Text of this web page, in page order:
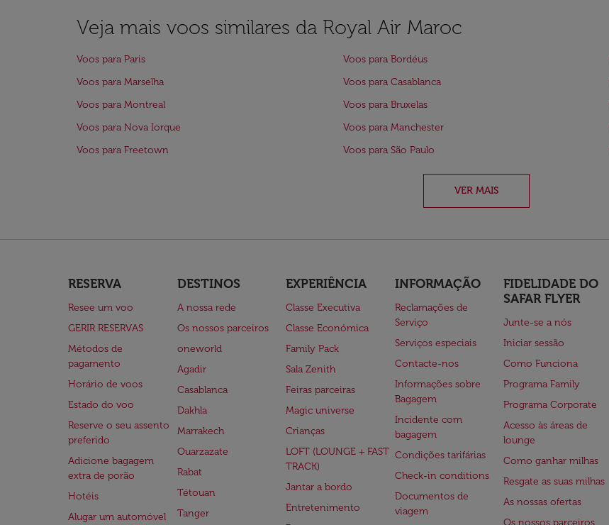
Veja mais voos similares da Royal Air Maroc
Voos para Paris Voos para Bordéus
Voos para Marselha
Voos para Casablanca
Voos para Montreal
Voos para Bruxelas
Voos para Nova Iorque
Voos para Manchester
Voos para Freetown
Voos para São Paulo
VER MAIS
RESERVA
Resee um voo
GERIR RESERVAS
Métodos de
pagamento
Horário de voos
Estado do voo
Reserve o seu assento
preferido
Adicione bagagem
extra de porão
Hotéis
Alugar um automóvel
DESTINOS
A nossa rede
Os nossos parceiros
oneworld
Agadir
Casablanca
Dakhla
Marrakech
Ouarzazate
Rabat
Tétouan
Tanger
EXPERIÊNCIA
Classe Executiva
Classe Económica
Family Pack
Sala Zenith
Feiras parceiras
Magic universe
Crianças
LOFT (LOUNGE + FAST
TRACK)
Jantar a bordo
Entretenimento
INFORMAÇÃO
Reclamações de
Serviço
Serviços especiais
Contacte-nos
Informações sobre
Bagagem
Incidente com
bagagem
Condições tarifárias
Check-in conditions
Documentos de
viagem
FIDELIDADE DO
SAFAR FLYER
Junte-se a nós
Iniciar sessão
Como Funciona
Programa Family
Programa Corporate
Acesso às áreas de
lounge
Como ganhar milhas
Resgate as suas milhas
As nossas ofertas
Os nossos parceiros